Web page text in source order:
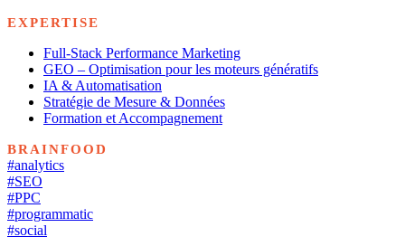
EXPERTISE
Full-Stack Performance Marketing
GEO – Optimisation pour les moteurs génératifs
IA & Automatisation
Stratégie de Mesure & Données
Formation et Accompagnement
BRAINFOOD
#analytics
#SEO
#PPC
#programmatic
#social